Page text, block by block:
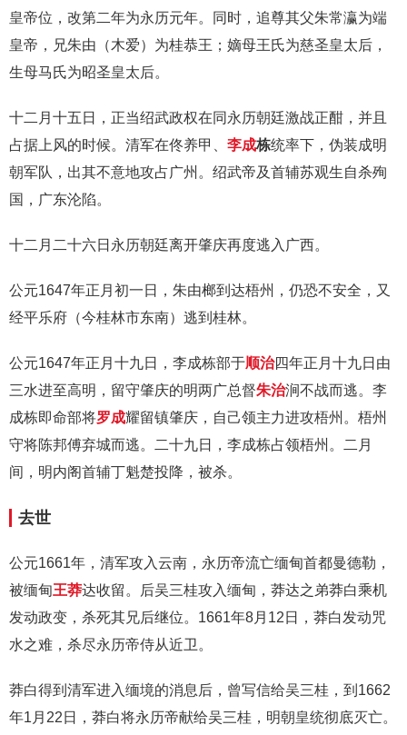
皇帝位，改第二年为永历元年。同时，追尊其父朱常瀛为端
皇帝，兄朱由（木爱）为桂恭王；嫡母王氏为慈圣皇太后，
生母马氏为昭圣皇太后。
十二月十五日，正当绍武政权在同永历朝廷激战正酣，并且
占据上风的时候。清军在佟养甲、 李成栋统率下，伪装成明
朝军队，出其不意地攻占广州。绍武帝及首辅苏观生自杀殉
国，广东沦陷。
十二月二十六日永历朝廷离开肇庆再度逃入广西。
公元1647年正月初一日，朱由榔到达梧州，仍恐不安全，又
经平乐府（今桂林市东南）逃到桂林。
公元1647年正月十九日，李成栋部于顺治四年正月十九日由
三水进至高明，留守肇庆的明两广总督朱治涧不战而逃。李
成栋即命部将罗成耀留镇肇庆，自己领主力进攻梧州。梧州
守将陈邦傅弃城而逃。二十九日，李成栋占领梧州。二月
间，明内阁首辅丁魁楚投降，被杀。
去世
公元1661年，清军攻入云南，永历帝流亡缅甸首都曼德勒，
被缅甸王莽达收留。后吴三桂攻入缅甸，莽达之弟莽白乘机
发动政变，杀死其兄后继位。1661年8月12日，莽白发动咒
水之难，杀尽永历帝侍从近卫。
莽白得到清军进入缅境的消息后，曾写信给吴三桂，到1662
年1月22日，莽白将永历帝献给吴三桂，明朝皇统彻底灭亡。